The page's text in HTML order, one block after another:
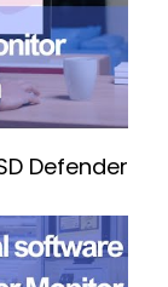
Defender